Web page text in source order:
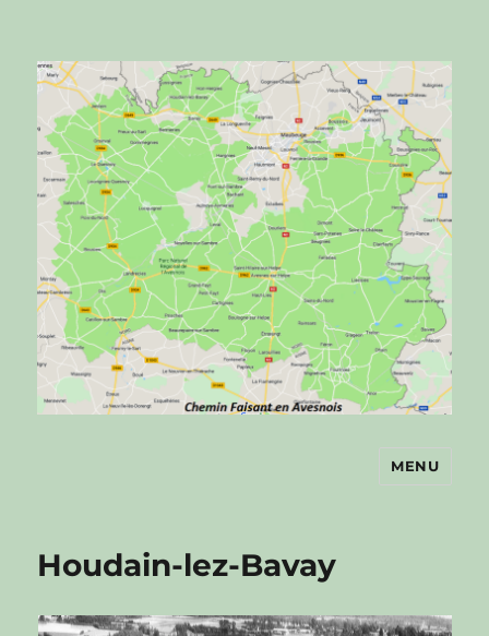
Chemin faisant en Avesnois
MENU
Houdain-lez-Bavay